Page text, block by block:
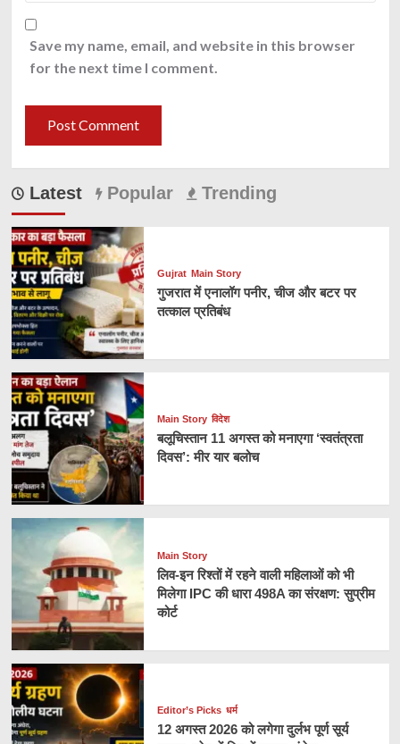
Save my name, email, and website in this browser
for the next time I comment.
Latest Popular Trending
Gujrat Main Story
गुजरात में एनालॉग पनीर, चीज और बटर पर
तत्काल प्रतिबंध
Main Story विदेश
बलूचिस्तान 11 अगस्त को मनाएगा ‘स्वतंत्रता
दिवस’: मीर यार बलोच
Main Story
लिव-इन रिश्तों में रहने वाली महिलाओं को भी
मिलेगा IPC की धारा 498A का संरक्षण: सुप्रीम
कोर्ट
Editor’s Picks धर्म
12 अगस्त 2026 को लगेगा दुर्लभ पूर्ण सूर्य